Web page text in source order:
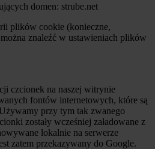
domen: strube.net
plików cookie (konieczne,
znaleźć w ustawieniach plików
czcionek na naszej witrynie
fontów internetowych, które są
przy tym tak zwanego
zostały wcześniej załadowane z
lokalnie na serwerze
zatem przekazywany do Google.